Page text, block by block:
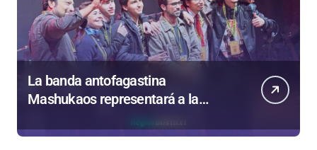
La banda antofagastina
Mashukaos representará a la
de Valparaíso